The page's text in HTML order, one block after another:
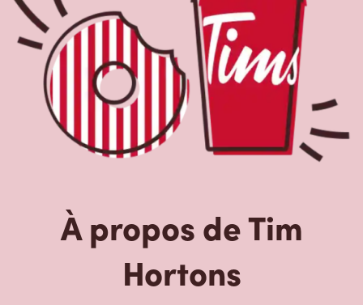
À propos de Tim
Hortons